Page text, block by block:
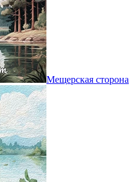
Мещерская сторона